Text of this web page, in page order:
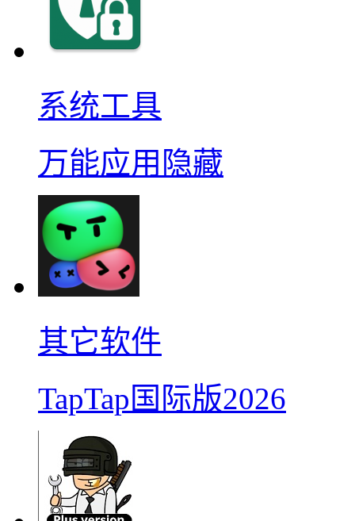
系统工具
万能应用隐藏
其它软件
TapTap国际版2026